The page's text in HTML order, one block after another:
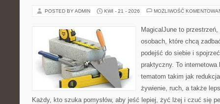
POSTED BY ADMIN KWI - 21 - 2026 MOŻLIWOŚĆ
MagicalJune to
osobach, które chcą
podejść do siebie i
praktyczny. To
tematom takim jak
żywienie, ruch, a także
Każdy, kto szuka pomysłów, aby jeść lepiej, żyć lżej i czuć się